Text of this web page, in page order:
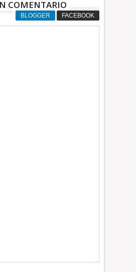
COMENTARIO
BLOGGER FACEBOOK